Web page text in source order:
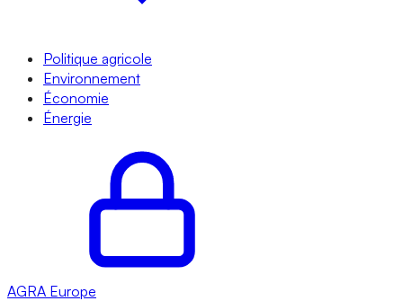
Politique agricole
Environnement
Économie
Énergie
AGRA Europe